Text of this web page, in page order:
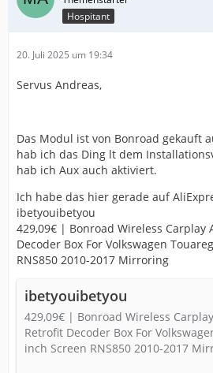
Hospitant
20. Juli 2025 um 19:34
Servus Andreas,
Das Modul ist von Bonroad gekauft
hab ich das Ding lt dem
hab ich Aux auch aktiviert.
Ich habe das hier gerade auf
ibetyouibetyou
429,09€ | Bonroad Wireless Carplay
Decoder Box For Volkswagen
RNS850 2010-2017 Mirroring
ibetyouibetyou
429,09€ | Bonroad Wireless
Retrofit Decoder Box For
inch Screen RNS850 2010-2017